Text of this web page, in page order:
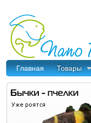
Главная Товары